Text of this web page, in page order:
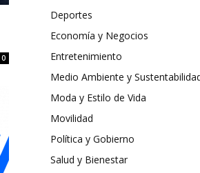
0
Deportes
Economía y Negocios
Entretenimiento
Medio Ambiente y
Moda y Estilo de Vida
Movilidad
Política y Gobierno
Salud y Bienestar